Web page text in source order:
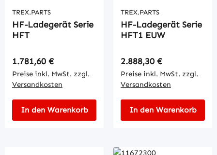
TREX.PARTS
HF-Ladegerät Serie
HFT
Regulärer Preis:
1.781,60 €
Preise inkl. MwSt. zzgl.
Versandkosten
In den Warenkorb
TREX.PARTS
HF-Ladegerät Serie
HFT1 EUW
Regulärer Preis:
2.888,30 €
Preise inkl. MwSt. zzgl.
Versandkosten
In den Warenkorb